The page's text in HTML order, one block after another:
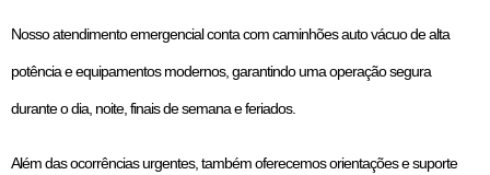
Nosso atendimento emergencial conta com caminhões auto vácuo de alta
potência e equipamentos modernos, garantindo uma operação segura
durante o dia, noite, finais de semana e feriados.
Além das ocorrências urgentes, também oferecemos orientações e suporte